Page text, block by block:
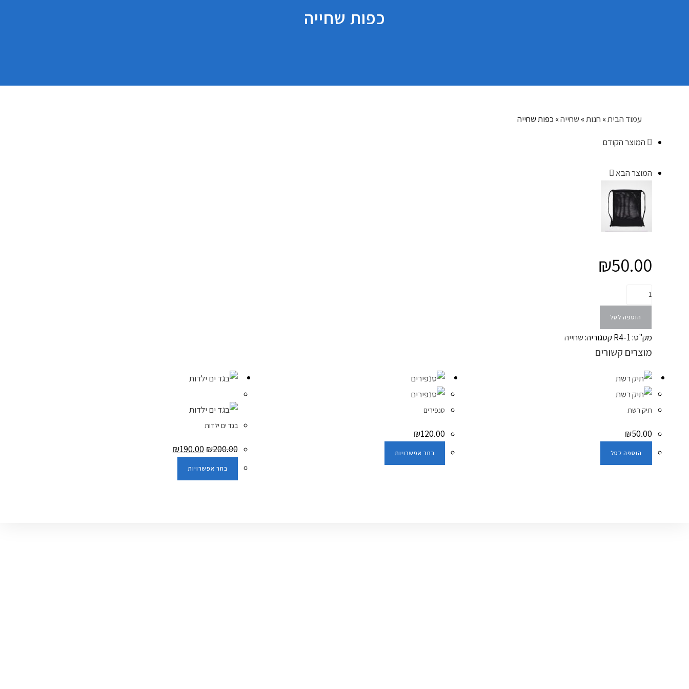
כפות שחייה
עמוד הבית» חנות» שחייה» כפות שחייה
המוצר הקודם
המוצר הבא
₪50.00
הוספה לסל
מק"ט:R4-1קטגוריה:שחייה
מוצרים קשורים
בגד ים ילדות
₪200.00
₪190.00
בחר אפשרויות
סנפירים
₪120.00
בחר אפשרויות
תיק רשת
₪50.00
הוספה לסל